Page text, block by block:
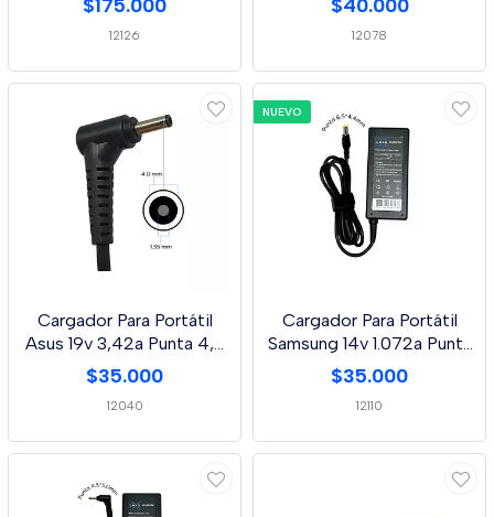
$175.000
12126
$40.000
12078
Cargador Para Portátil
Asus 19v 3,42a Punta 4,0
* 1,35 Mm
$35.000
12040
NUEVO
Cargador Para Portátil
Samsung 14v 1.072a Punta
6.5 * 4.4 Mm
$35.000
12110